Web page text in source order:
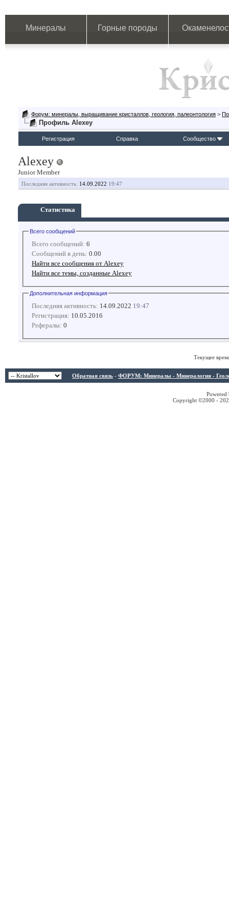
Минералы Горные породы
Форум: минералы, выращивание кристаллов, геология, палеонтология >
Профиль Alexey
Регистрация Справка Сообщество
Alexey
Junior Member
Последняя активность: 14.09.2022 19:47
Статистика
Всего сообщений
Всего сообщений: 6
Сообщений в день: 0.00
Найти все сообщения от Alexey
Найти все темы, созданные Alexey
Дополнительная информация
Последняя активность: 14.09.2022 19:47
Регистрация: 10.05.2016
Рефералы: 0
Текущее
Обратная связь - ФОРУМ: Минералы - Минералогия -
Copyright ©2000 -